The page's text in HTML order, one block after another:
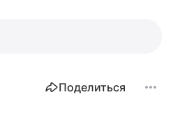
Поделиться